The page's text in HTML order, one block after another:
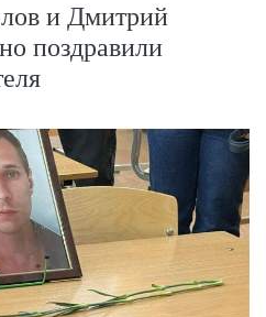
и Дмитрий
поздравили